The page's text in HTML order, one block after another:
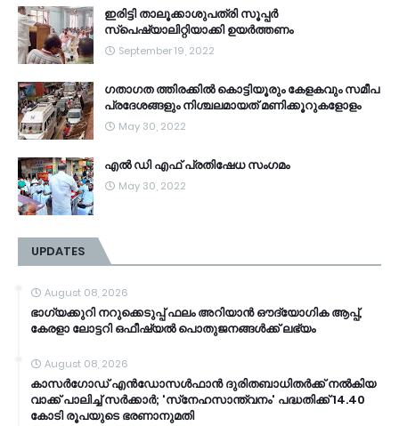
ഇരിട്ടി താലൂക്കാശുപത്രി സൂപ്പർ
സ്‌പെഷ്യാലിറ്റിയാക്കി ഉയർത്തണം
September 19, 2022
ഗതാഗത ത്തിരക്കിൽ കൊട്ടിയൂരും കേളകവും സമീപ
പ്രദേശങ്ങളും നിശ്ചലമായത് മണിക്കൂറുകളോളം
May 30, 2022
എൽ ഡി എഫ് പ്രതിഷേധ സംഗമം
May 30, 2022
UPDATES
August 08, 2026
ഭാഗ്യക്കുറി നറുക്കെടുപ്പ് ഫലം അറിയാൻ ഔദ്യോഗിക ആപ്പ്,
കേരളാ ലോട്ടറി ഒഫീഷ്യൽ പൊതുജനങ്ങൾക്ക് ലഭ്യം
August 08, 2026
കാസർഗോഡ് എൻഡോസൾഫാൻ ദുരിതബാധിതർക്ക് നൽകിയ
വാക്ക് പാലിച്ച് സർക്കാർ; 'സ്‌നേഹസാന്ത്വനം' പദ്ധതിക്ക് 14.40
കോടി രൂപയുടെ ഭരണാനുമതി